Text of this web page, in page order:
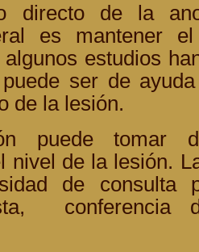
directo de la
es mantener
estudios
ser de
de la lesión.
puede tomar
nivel de la lesión.
de consulta
conferencia